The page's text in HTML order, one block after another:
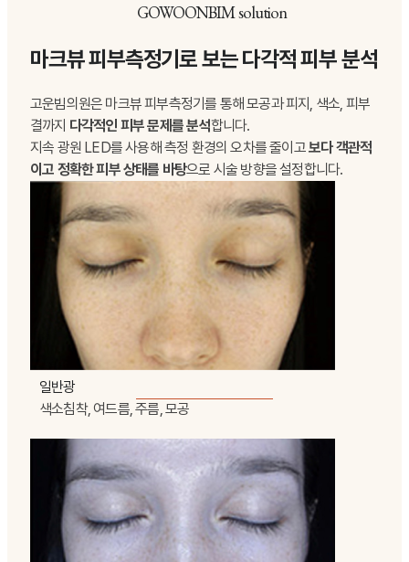
GOWOONBIM solution
마크뷰 피부측정기로 보는 다각적 피부 분석
고운빔의원은 마크뷰 피부측정기를 통해 모공과 피지, 색소, 피부
결까지 다각적인 피부 문제를 분석합니다.
지속 광원 LED를 사용해 측정 환경의 오차를 줄이고보다 객관적
이고 정확한 피부 상태를 바탕으로 시술 방향을 설정합니다.
일반광
색소침착, 여드름, 주름, 모공